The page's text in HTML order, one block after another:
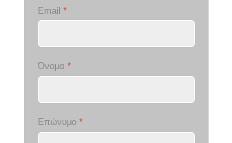
Email *
Όνομα *
Επώνυμο *